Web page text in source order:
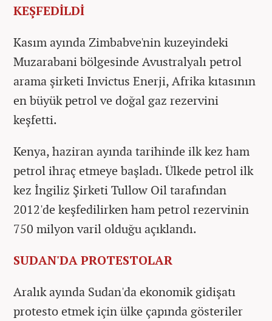
KEŞFEDİLDİ
Kasım ayında Zimbabve'nin kuzeyindeki
Muzarabani bölgesinde Avustralyalı petrol
arama şirketi Invictus Enerji, Afrika kıtasının
en büyük petrol ve doğal gaz rezervini
keşfetti.
Kenya, haziran ayında tarihinde ilk kez ham
petrol ihraç etmeye başladı. Ülkede petrol ilk
kez İngiliz Şirketi Tullow Oil tarafından
2012'de keşfedilirken ham petrol rezervinin
750 milyon varil olduğu açıklandı.
SUDAN'DA PROTESTOLAR
Aralık ayında Sudan'da ekonomik gidişatı
protesto etmek için ülke çapında gösteriler